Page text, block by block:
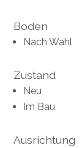
Boden
Nach Wahl
Zustand
Neu
Im Bau
Ausrichtung